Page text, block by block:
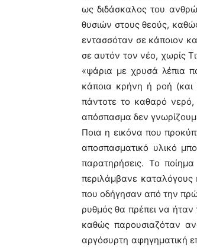
ως διδάσκαλος του
θυσιών στους θεούς,
εντασσόταν σε κάποιον
σε αυτόν τον νέο, χωρίς
«ψάρια με χρυσά λέπια
κάποια κρήνη ή ροή (και
πάντοτε το καθαρό νερό,
απόσπασμα δεν
Ποια η εικόνα που
αποσπασματικό υλικό
παρατηρήσεις. Το
περιλάμβανε
που οδήγησαν από την
ρυθμός θα πρέπει να ήταν
καθώς παρουσιαζόταν
αργόσυρτη αφηγηματική